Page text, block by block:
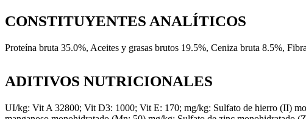
CONSTITUYENTES ANALÍTICOS
Proteína bruta 35.0%, Aceites y grasas brutos 19.5%, Ceniza bruta 8.5%,
ADITIVOS NUTRICIONALES
UI/kg: Vit A 32800; Vit D3: 1000; Vit E: 170; mg/kg: Sulfato de hierro (II)